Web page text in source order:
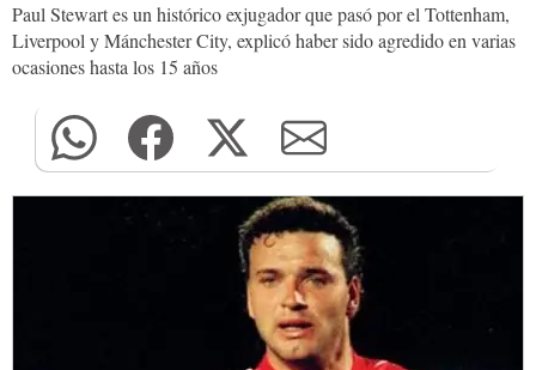
Paul Stewart es un histórico exjugador que pasó por el Tottenham,
Liverpool y Mánchester City, explicó haber sido agredido en varias
ocasiones hasta los 15 años